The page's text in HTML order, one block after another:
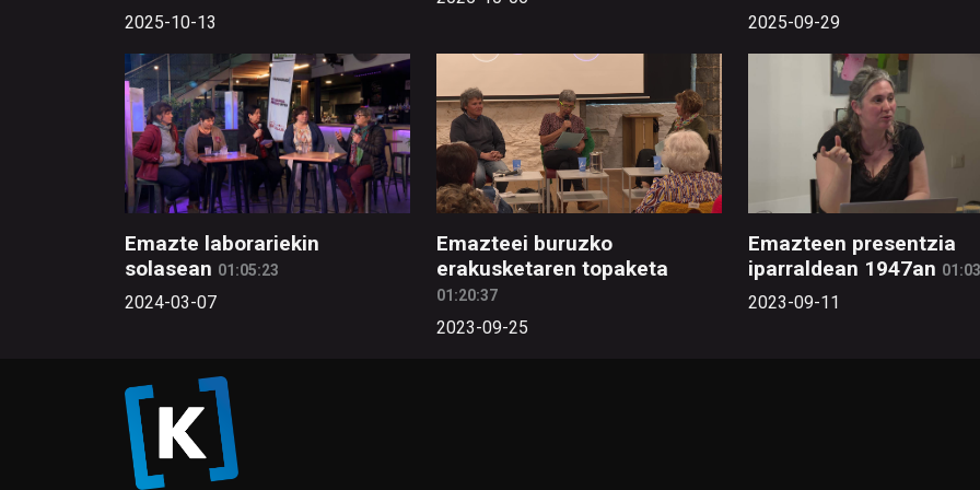
2025-10-13 2025-09-29
Emazte laborariekin
solasean 01:05:23
2024-03-07
Emazteei buruzko
erakusketaren topaketa
01:20:37
2023-09-25
Emazteen presentzia
iparraldean 1947an
2023-09-11